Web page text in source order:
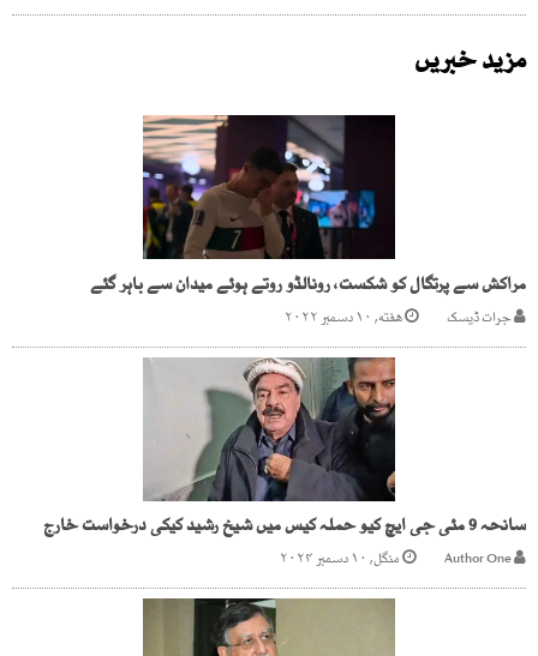
مزید خبریں
مراکش سے پرتگال کو شکست، رونالڈو روتے ہوئے میدان سے باہر گئے
جرات ڈیسک هفته, ۱۰ دسمبر ۲۰۲۲
سانحہ 9 مئی جی ایچ کیو حملہ کیس میں شیخ رشید کیکی درخواست خارج
منگل, ۱۰ دسمبر ۲۰۲۴